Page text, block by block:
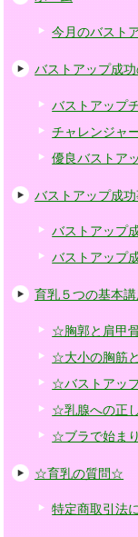
今月のバスト
バストアップ成
バストアップ
チャレンジャ
優良バストア
バストアップ成
バストアップ
バストアップ
育乳５つの基本講
☆胸郭と肩甲
☆大小の胸筋
☆バストアッ
☆乳腺への正
☆ブラで始ま
☆育乳の質問☆
特定商取引法